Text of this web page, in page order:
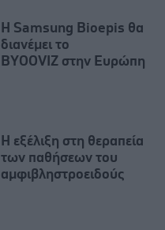
Η Samsung Bioepis θα
διανέμει το
BYOOVIZ στην Ευρώπη
Η εξέλιξη στη θεραπεία
των παθήσεων του
αμφιβληστροειδούς